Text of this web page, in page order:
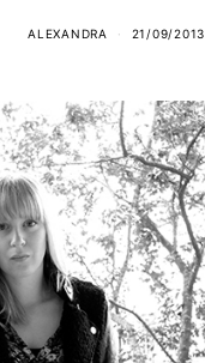
ALEXANDRA 21/09/2013